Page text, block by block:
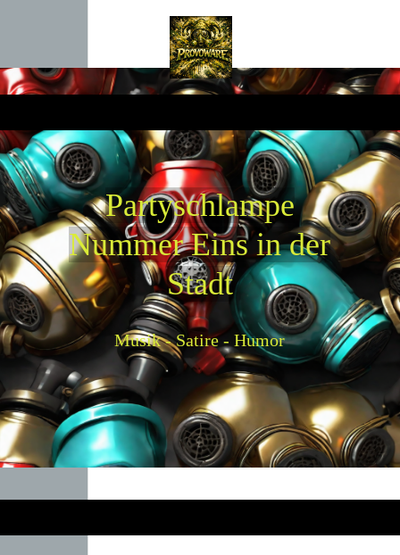
Partyschlampe
Nummer Eins in der
Stadt
Musik - Satire - Humor